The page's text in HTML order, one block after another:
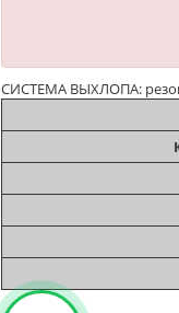
СИСТЕМА ВЫХЛОПА: